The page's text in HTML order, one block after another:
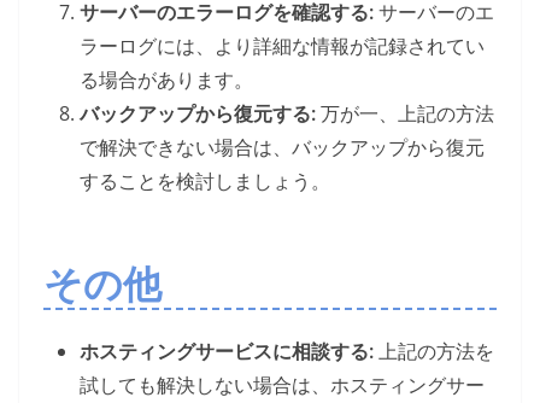
サーバーのエラーログを確認する:サーバーのエ
ラーログには、より詳細な情報が記録されてい
る場合があります。
バックアップから復元する:万が一、上記の方法
で解決できない場合は、バックアップから復元
することを検討しましょう。
その他
ホスティングサービスに相談する:上記の方法を
試しても解決しない場合は、ホスティングサー